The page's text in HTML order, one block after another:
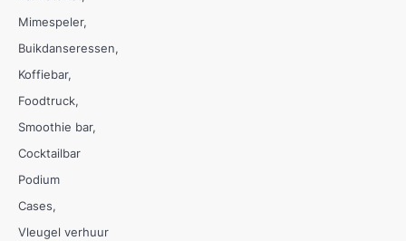
Mimespeler
Buikdanseressen
Koffiebar
Foodtruck
Smoothie bar
Cocktailbar
Podium
Cases
Vleugel verhuur